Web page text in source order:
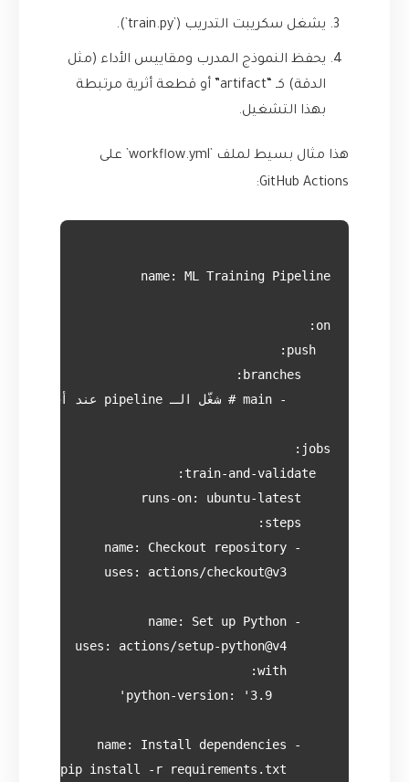
يشغل سكريبت التدريب (`train.py`).
يحفظ النموذج المدرب ومقاييس الأداء (مثل
الدقة) كـ “artifact” أو قطعة أثرية مرتبطة
بهذا التشغيل.
هذا مثال بسيط لملف `workflow.yml` على
GitHub Actions: